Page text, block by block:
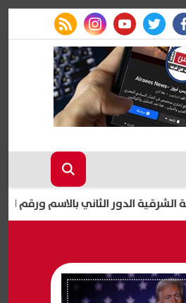
facebook
twitter
youtube
instagram
rss feed